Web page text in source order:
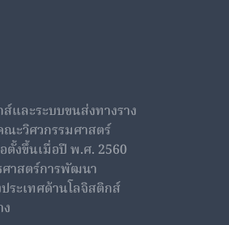
และระบบขนส่งทางราง
ณะวิศวกรรมศาสตร์
งขึ้นเมื่อปี พ.ศ. 2560
าสตร์การพัฒนา
ระเทศด้านโลจิสติกส์